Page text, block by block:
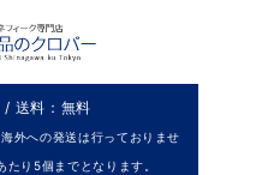
/ 送料：無料
外への発送は行っておりませ
り5個までとなります。